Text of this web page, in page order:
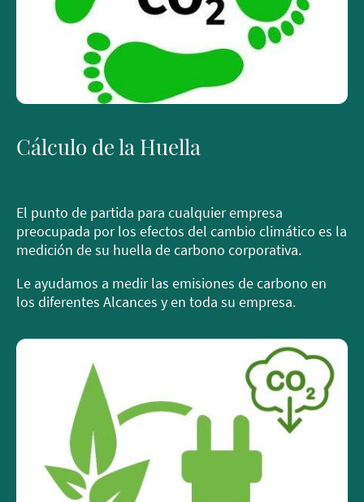
Cálculo de la Huella
El punto de partida para cualquier empresa
preocupada por los efectos del cambio climático es la
medición de su huella de carbono corporativa.
Le ayudamos a medir las emisiones de carbono en
los diferentes Alcances y en toda su empresa.